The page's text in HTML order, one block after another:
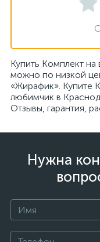
Купить Комплект
можно по низкой
«Жирафик». Купите
любимчик в
Отзывы, гарантия,
Нужна